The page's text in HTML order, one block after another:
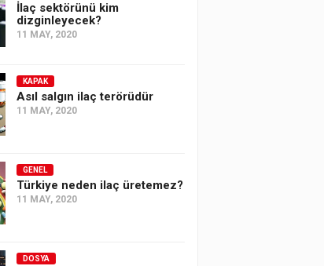
İlaç sektörünü kim
dizginleyecek?
11 MAY, 2020
KAPAK
Asıl salgın ilaç terörüdür
11 MAY, 2020
GENEL
Türkiye neden ilaç üretemez?
11 MAY, 2020
DOSYA